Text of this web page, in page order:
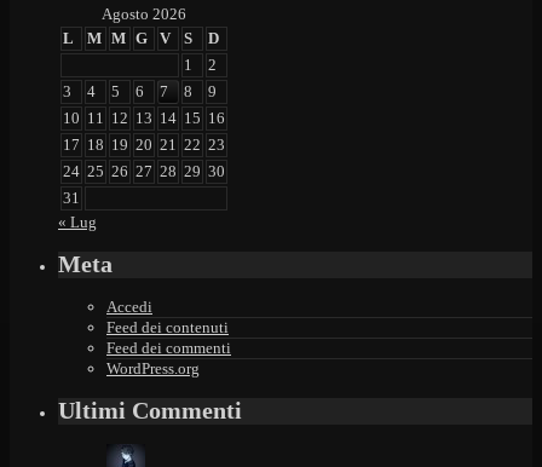
Agosto 2026
L
M M G V S
D
1
2
3
4 5 6 7 8
9
10 11 12 13 14 15 16
17 18 19 20 21 22 23
24 25 26 27 28 29 30
31
« Lug
Meta
Accedi
Feed dei contenuti
Feed dei commenti
WordPress.org
Ultimi Commenti